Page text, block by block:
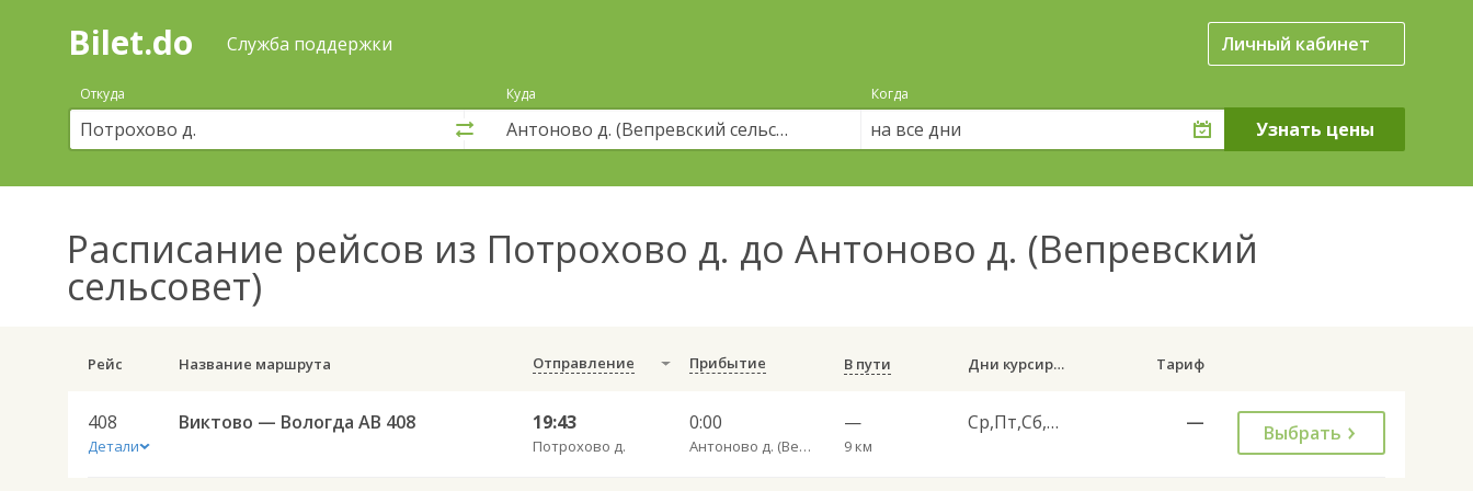
Поиск
покупка
билетов
автобус
онлайн
Bilet.do Служба поддержки Личный кабинет
Откуда Куда Когда
на все дни
Расписание рейсов из Потрохово д. до Антоново д. (Вепревский
сельсовет)
Рейс Название маршрута Отправление Прибытие В пути Дни курсирования Тариф
408
Детали
Виктово — Вологда АВ 408 19:43
Потрохово д.
0:00
Антоново д. (Вепревский сельсовет)
—
9 км
Ср,Пт,Сб,Вс — Выбрать